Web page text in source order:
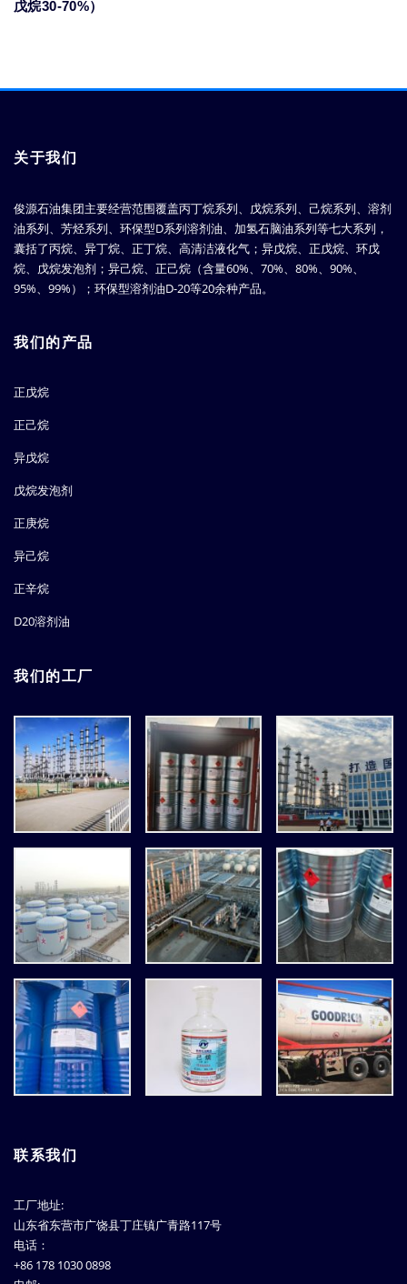
戊烷30-70%）
关于我们
俊源石油集团主要经营范围覆盖丙丁烷系列、戊烷系列、己烷系列、溶剂
油系列、芳烃系列、环保型D系列溶剂油、加氢石脑油系列等七大系列，
囊括了丙烷、异丁烷、正丁烷、高清洁液化气；异戊烷、正戊烷、环戊
烷、戊烷发泡剂；异己烷、正己烷（含量60%、70%、80%、90%、
95%、99%）；环保型溶剂油D-20等20余种产品。
我们的产品
正戊烷
正己烷
异戊烷
戊烷发泡剂
正庚烷
异己烷
正辛烷
D20溶剂油
我们的工厂
联系我们
工厂地址:
山东省东营市广饶县丁庄镇广青路117号
电话：
+86 178 1030 0898